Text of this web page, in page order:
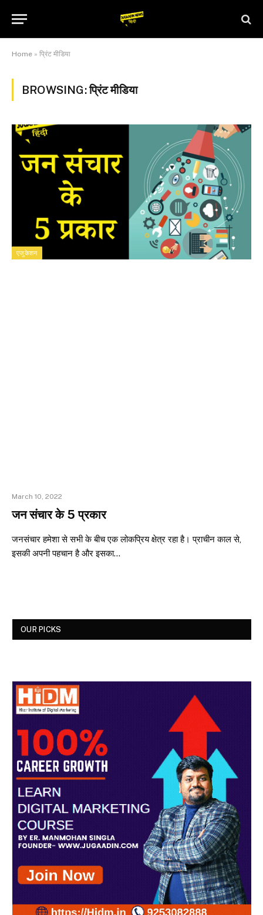
Home » प्रिंट मीडिया
BROWSING:प्रिंट मीडिया
एजुकेशन
March 10, 2022
जन संचार के 5 प्रकार
जनसंचार हमेशा से सभी के बीच एक लोकप्रिय क्षेत्र रहा है। प्राचीन काल से,
इसकी अपनी पहचान है और इसका…
OUR PICKS